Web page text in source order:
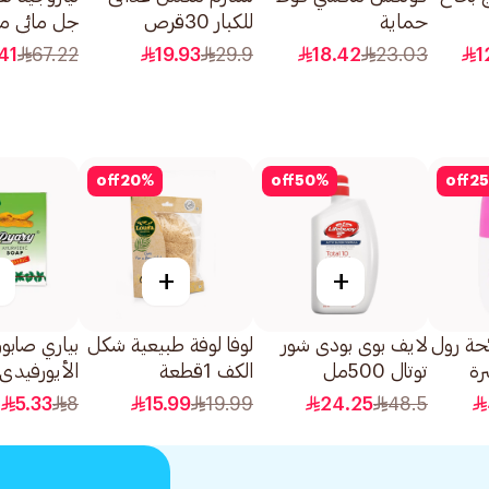
حماية
السميكة،قطعةبالأجنحة
23.03
18.42
للكبار 30قرص
29.9
19.93
جل مائي
ومجدد
67.22
25
off
رول
50%
off
+
لايف بوى بودى شور
توتال 500مل
48.5
24.25
20%
off
+
لوفا لوفة طبيعية شكل
الكف 1قطعة
19.99
15.99
بياري
الأيورفيدي 75جرام
8
5.33